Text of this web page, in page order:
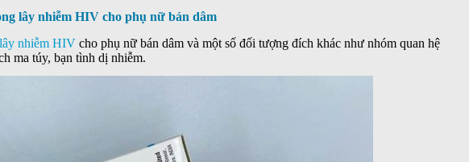
lây nhiễm HIV cho phụ nữ bán dâm
lây nhiễm HIV cho phụ nữ bán dâm và một số đối tượng đích khác như nhóm quan hệ
ma túy, bạn tình dị nhiễm.